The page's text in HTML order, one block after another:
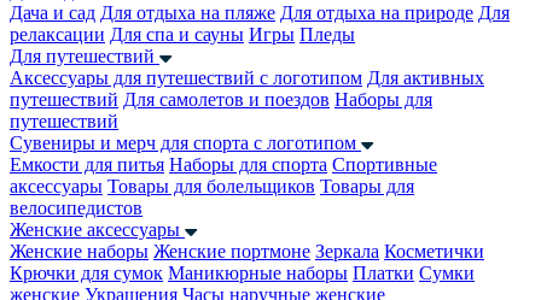
Дача и сад Для отдыха на пляже Для отдыха на природе Для
релаксации Для спа и сауны Игры Пледы
Для путешествий
Аксессуары для путешествий с логотипом Для активных
путешествий Для самолетов и поездов Наборы для
путешествий
Сувениры и мерч для спорта с логотипом
Емкости для питья Наборы для спорта Спортивные
аксессуары Товары для болельщиков Товары для
велосипедистов
Женские аксессуары
Женские наборы Женские портмоне Зеркала Косметички
Крючки для сумок Маникюрные наборы Платки Сумки
женские Украшения Часы наручные женские